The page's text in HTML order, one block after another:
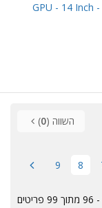
GPU - 14 Inch
השווה (0
)
8
9